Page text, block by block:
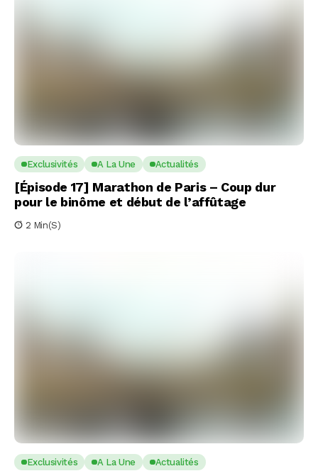
Exclusivités A La Une Actualités
[Épisode 17] Marathon de Paris – Coup dur
pour le binôme et début de l’affûtage
2 Min(s)
Exclusivités A La Une Actualités